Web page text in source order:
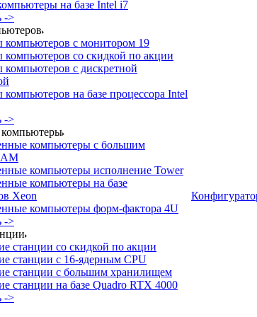
на базе Intel i7
->
компьютеров с монитором 19
компьютеров со скидкой по акции
с дискретной
на базе процессора Intel
->
компьютеры с большим
компьютеры исполнение Tower
компьютеры на базе
Xeon
компьютеры форм-фактора 4U
->
станции со скидкой по акции
станции с 16-ядерным CPU
станции с большим хранилищем
станции на базе Quadro RTX 4000
->